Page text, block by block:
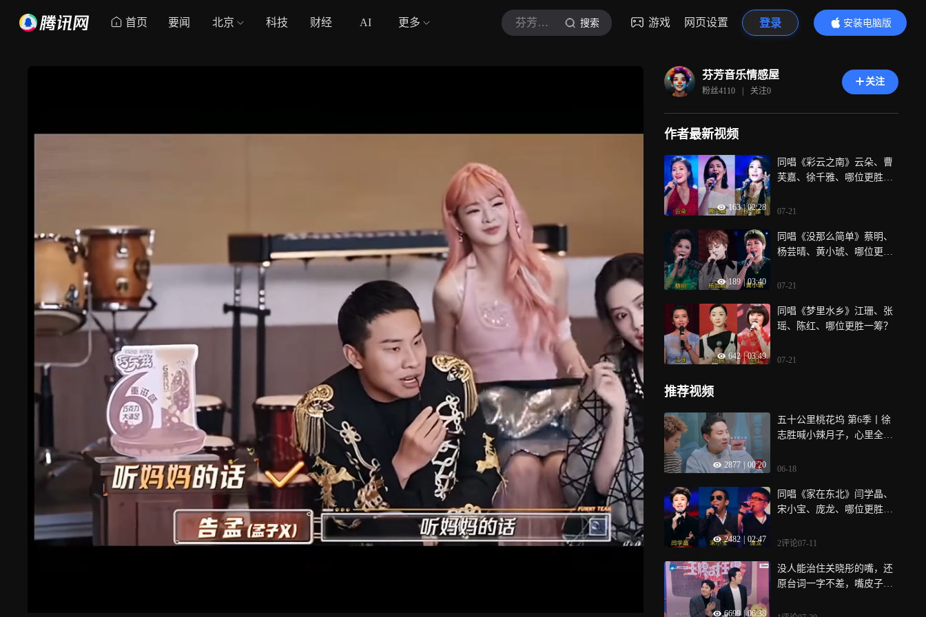
首页 要闻 北京 科技 财经 AI 更多 芬芳音乐情感屋 搜索 游戏 网页设置 登录
安装电脑版
内容更精彩
芬芳音乐情感屋
粉丝4110 | 关注0
关注
作者最新视频
163 | 02:28
同唱《彩云之南》云朵、曹
芙嘉、徐千雅、哪位更胜一
07-21
189 | 03:40
同唱《没那么简单》蔡明、
杨芸晴、黄小琥、哪位更胜
07-21
642 | 03:49
同唱《梦里水乡》江珊、张
瑶、陈红、哪位更胜一筹？
07-21
推荐视频
2877 00:20
五十公里桃花坞 第6季丨徐
志胜喊小辣月子，心里全是
06-18
2482 02:47
同唱《家在东北》闫学晶、
宋小宝、庞龙、哪位更胜一
2评论07-11
6699 06:38
没人能治住关晓彤的嘴，还
原台词一字不差，嘴皮子功